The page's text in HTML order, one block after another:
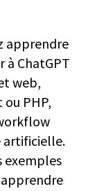
apprendre
à ChatGPT
web,
ou PHP,
artificielle.
exemples